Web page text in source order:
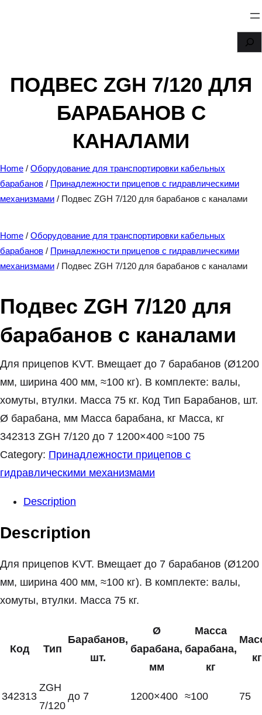
a
r
ПОДВЕС ZGH 7/120 ДЛЯ
БАРАБАНОВ С
КАНАЛАМИ
Home / Оборудование для транспортировки кабельных
барабанов / Принадлежности прицепов с гидравлическими
механизмами / Подвес ZGH 7/120 для барабанов с каналами
Home / Оборудование для транспортировки кабельных
барабанов / Принадлежности прицепов с гидравлическими
механизмами / Подвес ZGH 7/120 для барабанов с каналами
Подвес ZGH 7/120 для
барабанов с каналами
Для прицепов KVT. Вмещает до 7 барабанов (Ø1200
мм, ширина 400 мм, ≈100 кг). В комплекте: валы,
хомуты, втулки. Масса 75 кг. Код Тип Барабанов, шт.
Ø барабана, мм Масса барабана, кг Масса, кг
342313 ZGH 7/120 до 7 1200×400 ≈100 75
Category: Принадлежности прицепов с
гидравлическими механизмами
Description
Description
Для прицепов KVT. Вмещает до 7 барабанов (Ø1200
мм, ширина 400 мм, ≈100 кг). В комплекте: валы,
хомуты, втулки. Масса 75 кг.
Код Тип
Барабанов,
шт.
Ø
барабана,
мм
Масса
барабана,
кг
кг
342313
ZGH
7/120
до 7 1200×400 ≈100 75